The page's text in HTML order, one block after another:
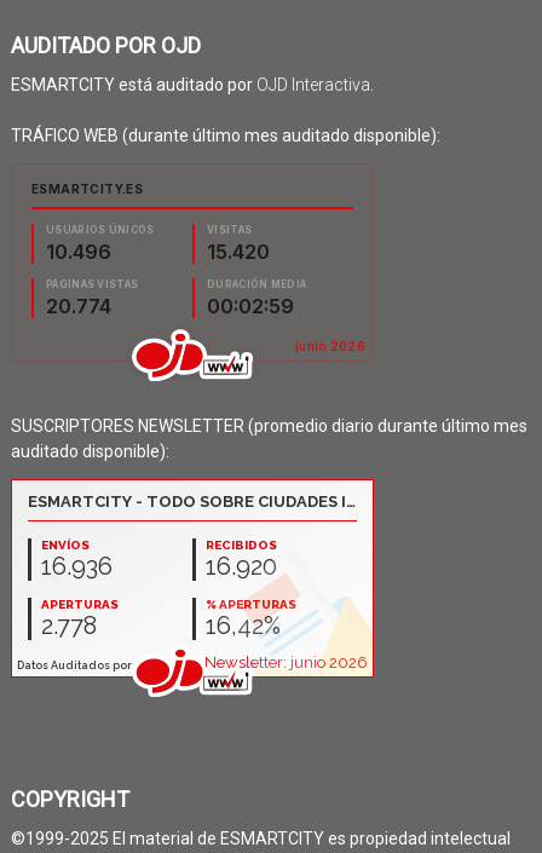
AUDITADO POR OJD
ESMARTCITY está auditado por OJD Interactiva
TRÁFICO WEB (durante último mes auditado disponible):
SUSCRIPTORES NEWSLETTER (promedio diario durante último mes
auditado disponible):
COPYRIGHT
©1999-2025 El material de ESMARTCITY es propiedad intelectual